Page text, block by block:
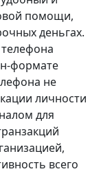
помощи,
деньгах.
формате
не
личности
для
всего